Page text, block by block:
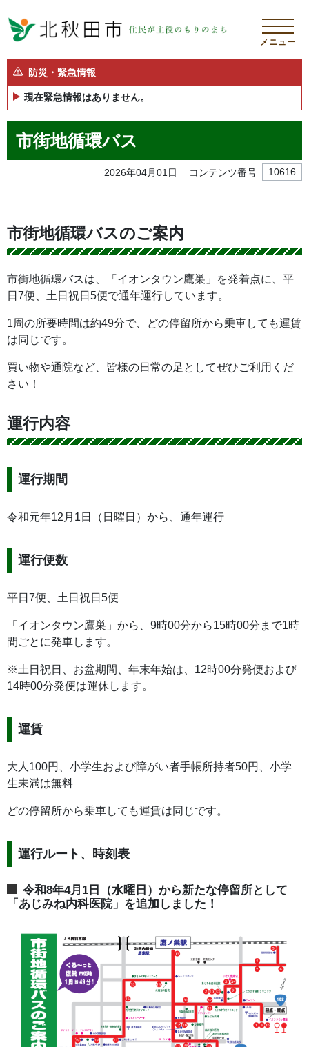
メニュー
防災・緊急情報
現在緊急情報はありません。
市街地循環バス
2026年04月01日 コンテンツ番号 10616
市街地循環バスのご案内
市街地循環バスは、「イオンタウン鷹巣」を発着点に、平
日7便、土日祝日5便で通年運行しています。
1周の所要時間は約49分で、どの停留所から乗車しても運賃
は同じです。
買い物や通院など、皆様の日常の足としてぜひご利用くだ
さい！
運行内容
運行期間
令和元年12月1日（日曜日）から、通年運行
運行便数
平日7便、土日祝日5便
「イオンタウン鷹巣」から、9時00分から15時00分まで1時
間ごとに発車します。
※土日祝日、お盆期間、年末年始は、12時00分発便および
14時00分発便は運休します。
運賃
大人100円、小学生および障がい者手帳所持者50円、小学
生未満は無料
どの停留所から乗車しても運賃は同じです。
運行ルート、時刻表
令和8年4月1日（水曜日）から新たな停留所として
「あじみね内科医院」を追加しました！